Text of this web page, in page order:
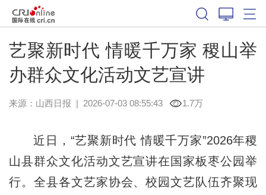
艺聚新时代 情暖千万家 稷山举
办群众文化活动文艺宣讲
来源： 山西日报 | 2026-07-03 08:55:43 1.7万
近日，“艺聚新时代 情暖千万家”2026年稷
山县群众文化活动文艺宣讲在国家板枣公园举
行。全县各文艺家协会、校园文艺队伍齐聚现